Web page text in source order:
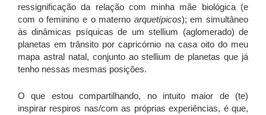
ressignificação da relação com minha mãe biológica (e
com o feminino e o materno arquetípicos); em simultâneo
às dinâmicas psíquicas de um stellium (aglomerado) de
planetas em trânsito por capricórnio na casa oito do meu
mapa astral natal, conjunto ao stellium de planetas que já
tenho nessas mesmas posições.
O que estou compartilhando, no intuito maior de (te)
inspirar respiros nas/com as próprias experiências, é que,